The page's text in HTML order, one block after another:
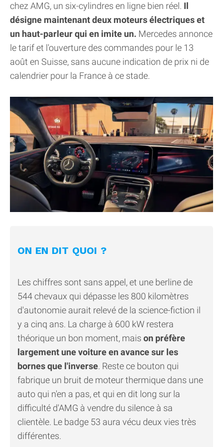
chez AMG, un six-cylindres en ligne bien réel. Il
désigne maintenant deux moteurs électriques et
un haut-parleur qui en imite un. Mercedes annonce
le tarif et l'ouverture des commandes pour le 13
août en Suisse, sans aucune indication de prix ni de
calendrier pour la France à ce stade.
ON EN DIT QUOI ?
Les chiffres sont sans appel, et une berline de
544 chevaux qui dépasse les 800 kilomètres
d'autonomie aurait relevé de la science-fiction il
y a cinq ans. La charge à 600 kW restera
théorique un bon moment, mais on préfère
largement une voiture en avance sur les
bornes que l'inverse. Reste ce bouton qui
fabrique un bruit de moteur thermique dans une
auto qui n'en a pas, et qui en dit long sur la
difficulté d'AMG à vendre du silence à sa
clientèle. Le badge 53 aura vécu deux vies très
différentes.